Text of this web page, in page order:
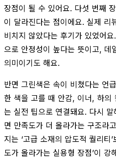
장점이 될 수 있어요. 다섯 번째
이 달라진다는 점이에요. 실제 리
비치지 않았다는 후기가 있었어
으로 안정성이 높다는 뜻이고, 데
의미이기도 해요.
반면 그린색은 속이 비쳤다는 언
한 색을 고를 때 안감, 이너, 하의
는 실전 팁으로 연결돼요. 다시
면 만족도가 더 올라가는 구조라
지는 ‘고급 소재의 압도적 퀄리티
도가 올라가는 실용형 장점’이 강